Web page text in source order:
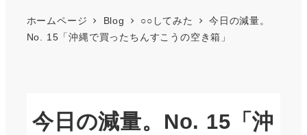
ホームページ Blog ○○してみた
今日の減量。
No. 15「沖縄で買ったちんすこうの空き箱」
今日の減量。No. 15「沖